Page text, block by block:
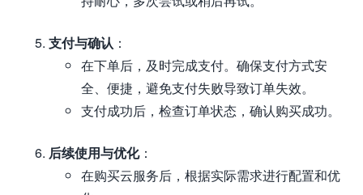
支付与确认 ：
在下单后，及时完成支付。确保支付方式安
全、便捷，避免支付失败导致订单失效。
支付成功后，检查订单状态，确认购买成功。
后续使用与优化：
在购买云服务后，根据实际需求进行配置和优